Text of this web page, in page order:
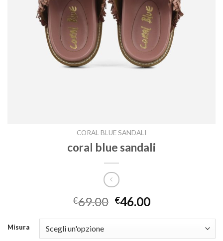
CORAL BLUE SANDALI
coral blue sandali
€69.00 €46.00
Misura